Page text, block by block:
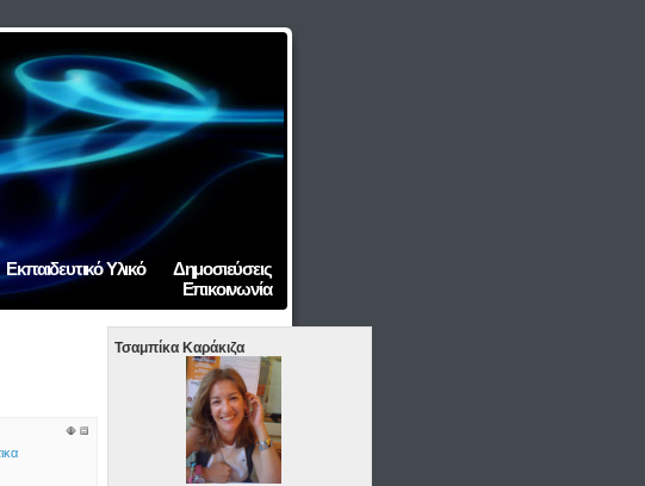
Εκπαιδευτικό Υλικό
Δημοσιεύσεις
Επικοινωνία
Τσαμπίκα Καράκιζα